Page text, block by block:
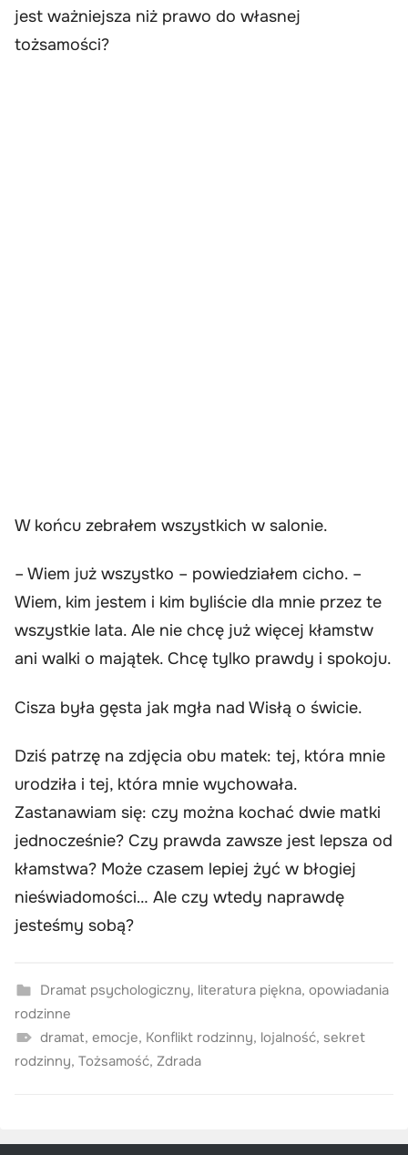
jest ważniejsza niż prawo do własnej
tożsamości?
W końcu zebrałem wszystkich w salonie.
– Wiem już wszystko – powiedziałem cicho. –
Wiem, kim jestem i kim byliście dla mnie przez te
wszystkie lata. Ale nie chcę już więcej kłamstw
ani walki o majątek. Chcę tylko prawdy i spokoju.
Cisza była gęsta jak mgła nad Wisłą o świcie.
Dziś patrzę na zdjęcia obu matek: tej, która mnie
urodziła i tej, która mnie wychowała.
Zastanawiam się: czy można kochać dwie matki
jednocześnie? Czy prawda zawsze jest lepsza od
kłamstwa? Może czasem lepiej żyć w błogiej
nieświadomości… Ale czy wtedy naprawdę
jesteśmy sobą?
Dramat psychologiczny, literatura piękna, opowiadania
rodzinne
dramat, emocje, Konflikt rodzinny, lojalność, sekret
rodzinny, Tożsamość, Zdrada